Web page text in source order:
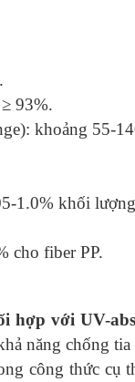
93%.
khoảng 55-
1.0% khối
cho fiber PP.
hợp với UV-
năng chống tia
công thức cụ